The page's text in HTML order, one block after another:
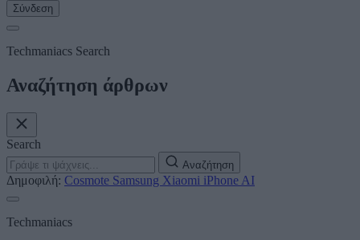
Σύνδεση
Techmaniacs Search
Αναζήτηση άρθρων
Search
Αναζήτηση
Δημοφιλή: Cosmote Samsung Xiaomi iPhone AI
Techmaniacs